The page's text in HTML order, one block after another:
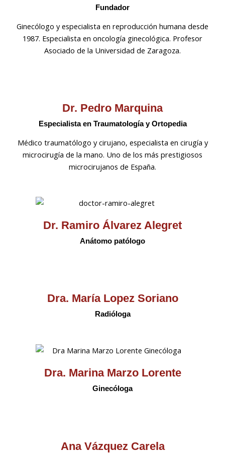
Fundador
Ginecólogo y especialista en reproducción humana desde
1987. Especialista en oncología ginecológica. Profesor
Asociado de la Universidad de Zaragoza.
Dr. Pedro Marquina
Especialista en Traumatología y Ortopedia
Médico traumatólogo y cirujano, especialista en cirugía y
microcirugía de la mano. Uno de los más prestigiosos
microcirujanos de España.
Dr. Ramiro Álvarez Alegret
Anátomo patólogo
Dra. María Lopez Soriano
Radióloga
Dra. Marina Marzo Lorente
Ginecóloga
Ana Vázquez Carela